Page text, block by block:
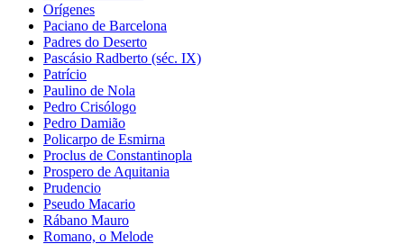
Orígenes
Paciano de Barcelona
Padres do Deserto
Pascásio Radberto (séc. IX)
Patrício
Paulino de Nola
Pedro Crisólogo
Pedro Damião
Policarpo de Esmirna
Proclus de Constantinopla
Prospero de Aquitania
Prudencio
Pseudo Macario
Rábano Mauro
Romano, o Melode